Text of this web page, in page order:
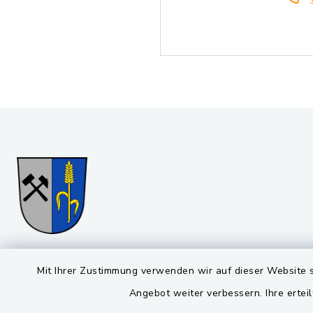
Mit Ihrer Zustimmung verwenden wir auf dieser
Angebot weiter verbessern. Ihre
Gemeinde Stulln